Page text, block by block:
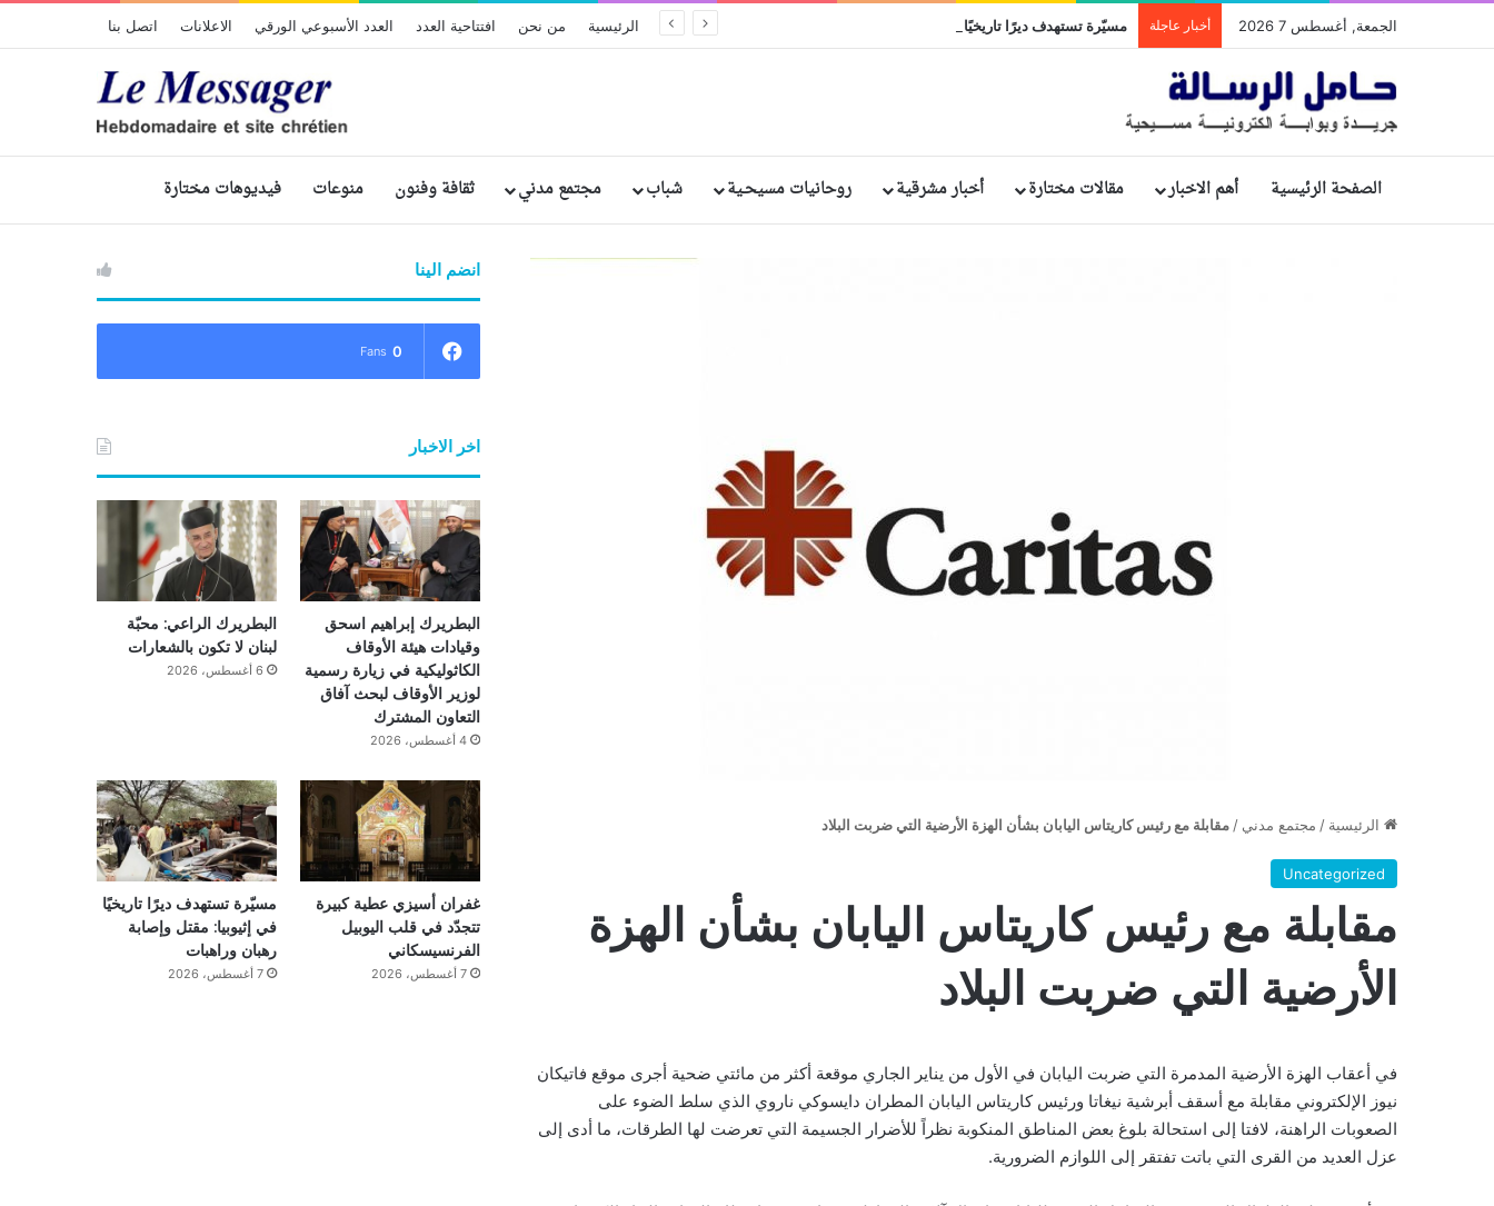
الجمعة, أغسطس 7 2026 أخبار عاجلة مسيّرة تستهدف ديرًا تاريخيًا في إثيوبيا: مقتل وإصابة رهبان وراهبات الرئيسية من نحن افتتاحية العدد العدد الأسبوعي الورقي الاعلانات اتصل بنا
الصفحة الرئيسية أهم الاخبار مقالات مختارة أخبار مشرقية روحانيات مسيحـية شباب مجتمع مدني ثقافة وفنون منوعات فيديوهات مختارة
الرئيسية / مجتمع مدني / مقابلة مع رئيس كاريتاس اليابان بشأن الهزة الأرضية التي ضربت البلاد
Uncategorized
مقابلة مع رئيس كاريتاس اليابان بشأن الهزة
الأرضية التي ضربت البلاد
في أعقاب الهزة الأرضية المدمرة التي ضربت اليابان في الأول من يناير الجاري موقعة أكثر من مائتي ضحية أجرى موقع فاتيكان
نيوز الإلكتروني مقابلة مع أسقف أبرشية نيغاتا ورئيس كاريتاس اليابان المطران دايسوكي ناروي الذي سلط الضوء على
الصعوبات الراهنة، لافتا إلى استحالة بلوغ بعض المناطق المنكوبة نظراً للأضرار الجسيمة التي تعرضت لها الطرقات، ما أدى إلى
عزل العديد من القرى التي باتت تفتقر إلى اللوازم الضرورية.
انضم الينا
0
Fans
اخر الاخبار
البطريرك إبراهيم اسحق
وقيادات هيئة الأوقاف
الكاثوليكية في زيارة رسمية
لوزير الأوقاف لبحث آفاق
التعاون المشترك
4 أغسطس، 2026
البطريرك الراعي: محبّة
لبنان لا تكون بالشعارات
6 أغسطس، 2026
غفران أسيزي عطية كبيرة
تتجدّد في قلب اليوبيل
الفرنسيسكاني
7 أغسطس، 2026
مسيّرة تستهدف ديرًا تاريخيًا
في إثيوبيا: مقتل وإصابة
رهبان وراهبات
7 أغسطس، 2026